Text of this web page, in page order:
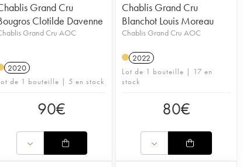
Grand Cru
Clotilde Davenne
Grand Cru AOC
2020
de 1 bouteille | 5 en stock
90€
Chablis Grand Cru
Blanchot Louis Moreau
Chablis Grand Cru AOC
2022
Lot de 1 bouteille | 17 en
stock
80€